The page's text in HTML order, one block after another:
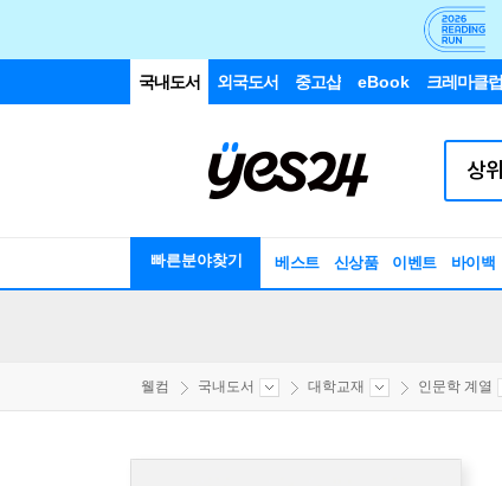
국내도서 외국도서 중고샵 eBook 크레마클럽
빠른분야찾기 베스트 신상품 이벤트 바이백
웰컴 국내도서 대학교재 인문학 계열